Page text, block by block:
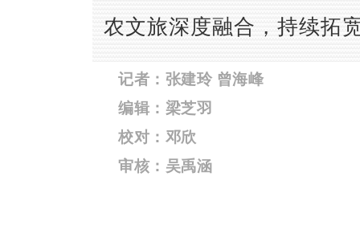
农文旅深度融合，持续拓
记者：张建玲 曾海峰
编辑：梁芝羽
校对：邓欣
审核：吴禹涵